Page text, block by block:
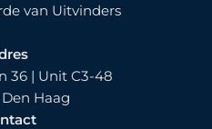
van Uitvinders
36 | Unit C3-48
Den Haag